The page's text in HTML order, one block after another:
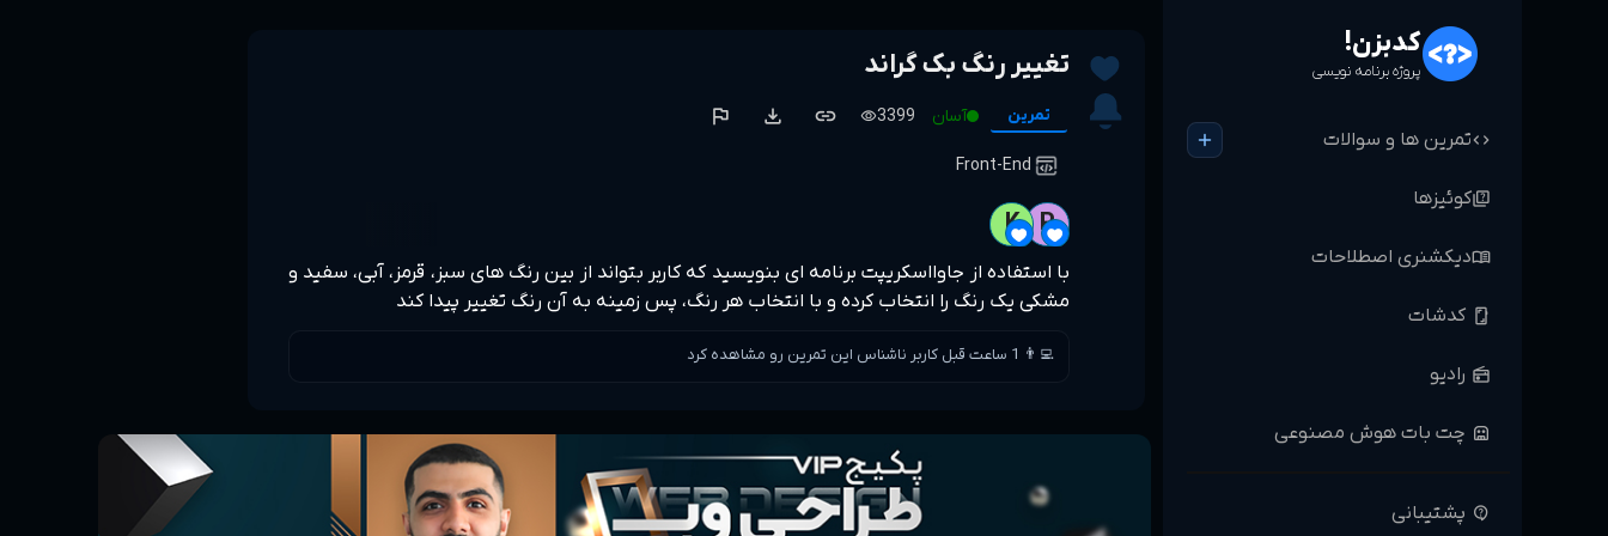
کدبزن!
پروژه برنامه نویسی
codeتمرین ها و سوالات add
quizکوئیزها
menu_bookدیکشنری اصطلاحات
screenshot کدشات
radio رادیو
robot چت بات هوش مصنوعی
contact_support پشتیبانی
تغییر رنگ بک گراند
تمرین آسان 3399
visibility
link
download
flag
Front-End
P
K
با استفاده از جاوااسکریپت برنامه ای بنویسید که کاربر بتواند از بین رنگ های سبز، قرمز، آبی، سفید و
مشکی یک رنگ را انتخاب کرده و با انتخاب هر رنگ، پس زمینه به آن رنگ تغییر پیدا کند
👨‍💻 1 ساعت قبل کاربر ناشناس این تمرین رو مشاهده کرد